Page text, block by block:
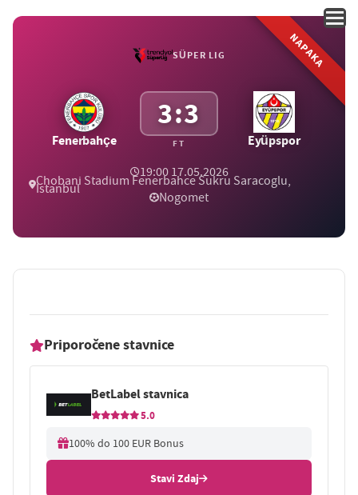
SÜPER LIG
Fenerbahçe
3:3
FT Eyüpspor
19:00 17.05.2026
Chobani Stadium Fenerbahce Sukru Saracoglu,
Istanbul
Nogomet
NAPAKA
Priporočene stavnice
BetLabel stavnica
5.0
100% do 100 EUR Bonus
Stavi Zdaj